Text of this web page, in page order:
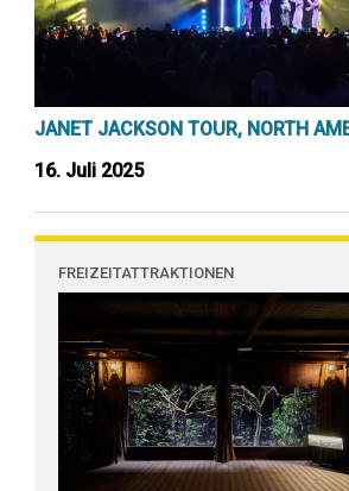
JANET JACKSON TOUR, NORTH
16. Juli 2025
FREIZEITATTRAKTIONEN